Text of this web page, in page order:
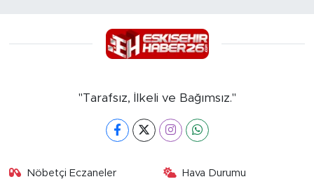
"Tarafsız, İlkeli ve Bağımsız."
Nöbetçi Eczaneler Hava Durumu